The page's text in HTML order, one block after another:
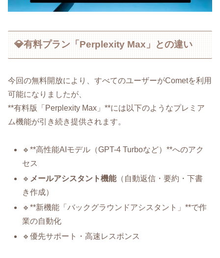
💎有料プラン「Perplexity Max」との違い
今回の無料開放により、すべてのユーザーがCometを利用
可能になりましたが、
**有料版「Perplexity Max」**には以下のようなプレミア
ム機能が引き続き提供されます。
🔹**高性能AIモデル（GPT-4 Turboなど）**へのアク
セス
🔹 メールアシスタント機能（自動返信・要約・下書
き作成）
🔹**新機能「バックグラウンドアシスタント」**で作
業の自動化
🔹優先サポート・高速レスポンス